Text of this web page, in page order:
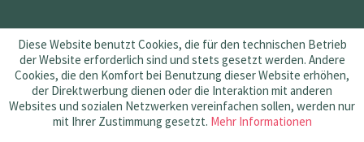
Diese Website benutzt Cookies, die für den technischen Betrieb
der Website erforderlich sind und stets gesetzt werden. Andere
Cookies, die den Komfort bei Benutzung dieser Website erhöhen,
der Direktwerbung dienen oder die Interaktion mit anderen
Websites und sozialen Netzwerken vereinfachen sollen, werden nur
mit Ihrer Zustimmung gesetzt. Mehr Informationen